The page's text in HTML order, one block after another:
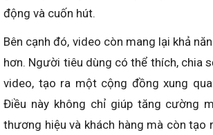
động và cuốn hút.
Bên cạnh đó, video còn mang lại khả
hơn. Người tiêu dùng có thể thích, chia
video, tạo ra một cộng đồng xung
Điều này không chỉ giúp tăng cường
thương hiệu và khách hàng mà còn tạo